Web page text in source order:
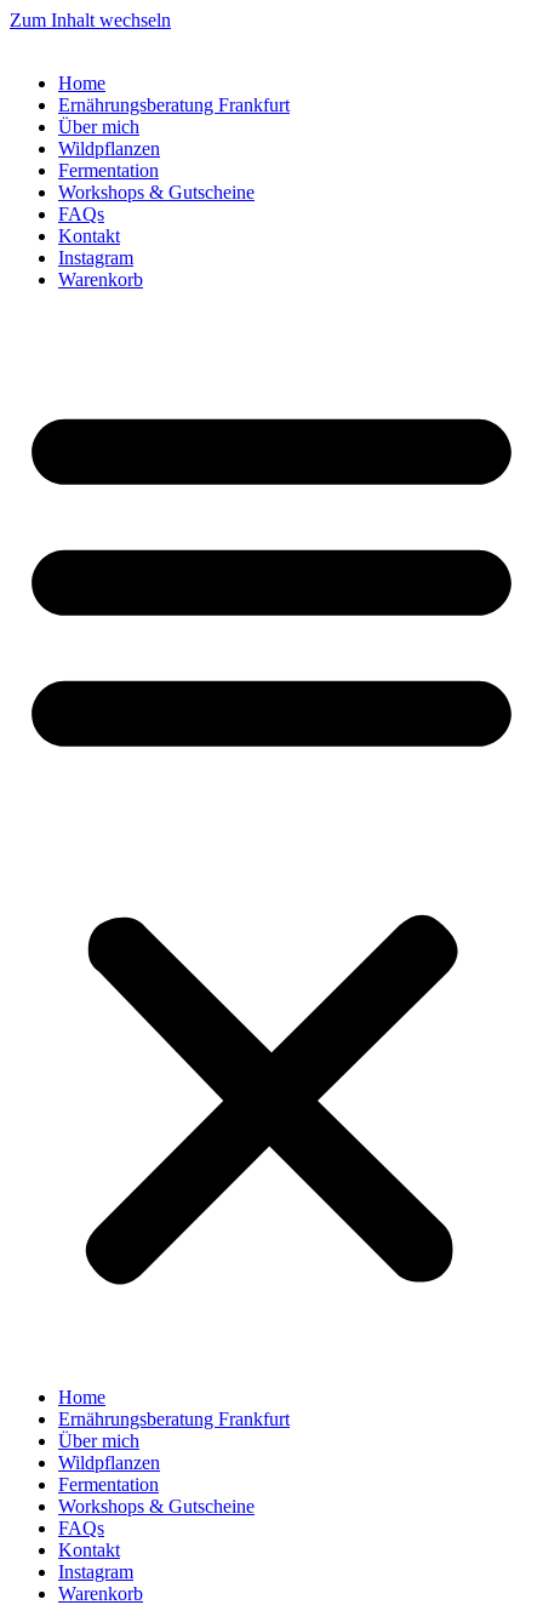
Zum Inhalt wechseln
Home
Ernährungsberatung Frankfurt
Über mich
Wildpflanzen
Fermentation
Workshops & Gutscheine
FAQs
Kontakt
Instagram
Warenkorb
Home
Ernährungsberatung Frankfurt
Über mich
Wildpflanzen
Fermentation
Workshops & Gutscheine
FAQs
Kontakt
Instagram
Warenkorb